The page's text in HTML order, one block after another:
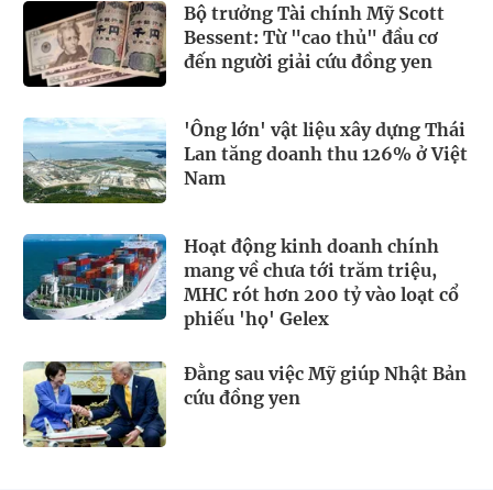
Bộ trưởng Tài chính Mỹ Scott
Bessent: Từ "cao thủ" đầu cơ
đến người giải cứu đồng yen
'Ông lớn' vật liệu xây dựng Thái
Lan tăng doanh thu 126% ở Việt
Nam
Hoạt động kinh doanh chính
mang về chưa tới trăm triệu,
MHC rót hơn 200 tỷ vào loạt cổ
phiếu 'họ' Gelex
Đằng sau việc Mỹ giúp Nhật Bản
cứu đồng yen